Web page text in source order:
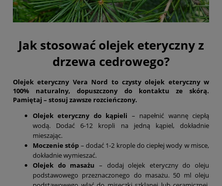
Jak stosować olejek eteryczny z
drzewa cedrowego?
Olejek eteryczny Vera Nord to czysty olejek eteryczny w
100% naturalny, dopuszczony do kontaktu ze skórą.
Pamiętaj – stosuj zawsze rozcieńczony.
Olejek eteryczny do kąpieli – napełnić wannę ciepłą
wodą. Dodać 6-12 kropli na jedną kąpiel, dokładnie
mieszając.
Moczenie stóp – dodać 1-2 krople do ciepłej wody w misce,
dokładnie wymieszać.
Olejek do masażu – dodaj olejek eteryczny do oleju
podstawowego przeznaczonego do masażu. 50 ml oleju